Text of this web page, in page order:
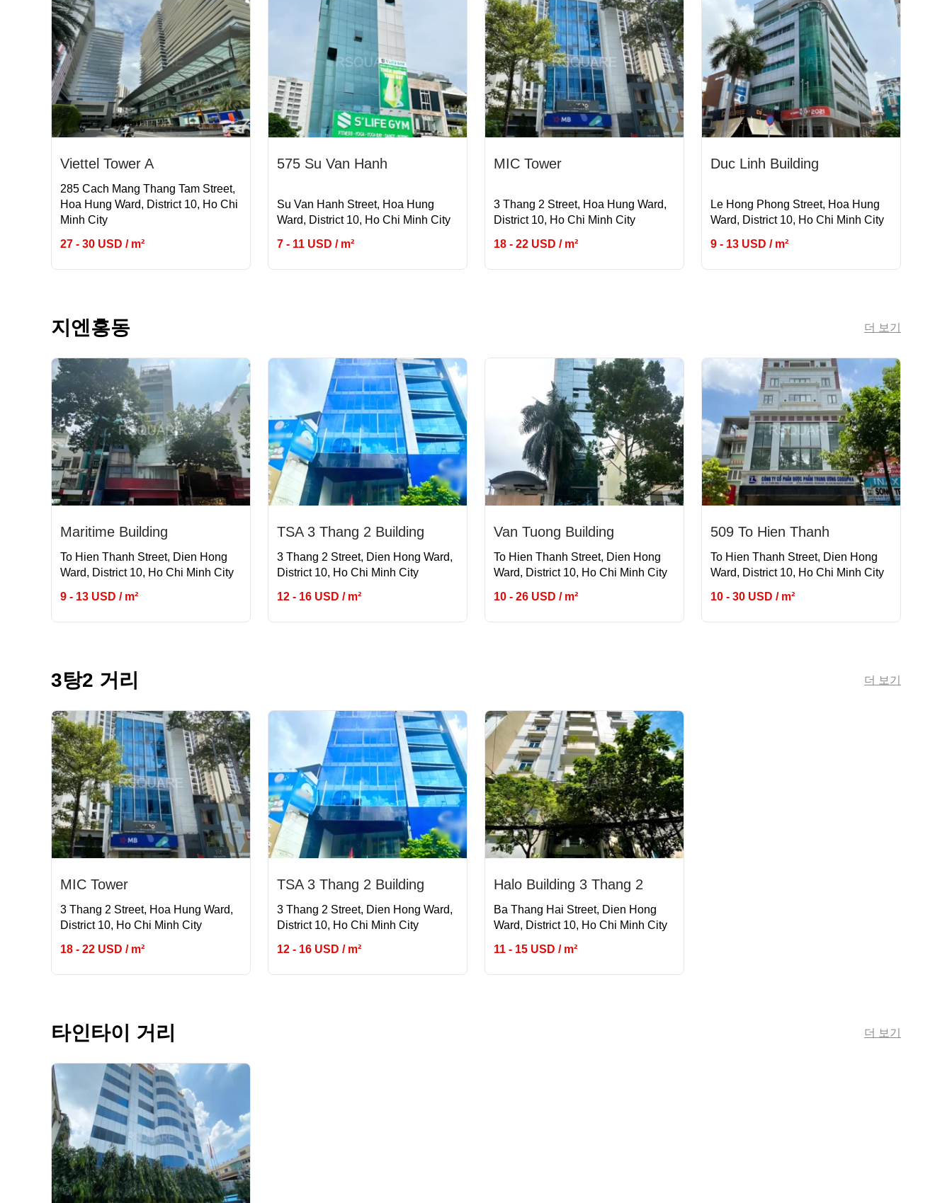
Viettel Tower A
285 Cach Mang Thang Tam Street,
Hoa Hung Ward, District 10, Ho Chi
Minh City
27 - 30 USD / m²
575 Su Van Hanh
Su Van Hanh Street, Hoa Hung
Ward, District 10, Ho Chi Minh City
7 - 11 USD / m²
MIC Tower
3 Thang 2 Street, Hoa Hung Ward,
District 10, Ho Chi Minh City
18 - 22 USD / m²
Duc Linh Building
Le Hong Phong Street, Hoa Hung
Ward, District 10, Ho Chi Minh City
9 - 13 USD / m²
지엔홍동 더 보기
Maritime Building
To Hien Thanh Street, Dien Hong
Ward, District 10, Ho Chi Minh City
9 - 13 USD / m²
TSA 3 Thang 2 Building
3 Thang 2 Street, Dien Hong Ward,
District 10, Ho Chi Minh City
12 - 16 USD / m²
Van Tuong Building
To Hien Thanh Street, Dien Hong
Ward, District 10, Ho Chi Minh City
10 - 26 USD / m²
509 To Hien Thanh
To Hien Thanh Street, Dien Hong
Ward, District 10, Ho Chi Minh City
10 - 30 USD / m²
3탕2 거리 더 보기
MIC Tower
3 Thang 2 Street, Hoa Hung Ward,
District 10, Ho Chi Minh City
18 - 22 USD / m²
TSA 3 Thang 2 Building
3 Thang 2 Street, Dien Hong Ward,
District 10, Ho Chi Minh City
12 - 16 USD / m²
Halo Building 3 Thang 2
Ba Thang Hai Street, Dien Hong
Ward, District 10, Ho Chi Minh City
11 - 15 USD / m²
타인타이 거리 더 보기